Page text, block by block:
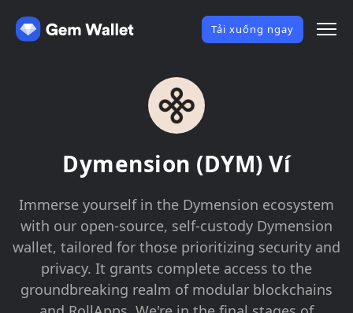
Tải xuống ngay
Dymension (DYM) Ví
Immerse yourself in the Dymension ecosystem
with our open-source, self-custody Dymension
wallet, tailored for those prioritizing security and
privacy. It grants complete access to the
groundbreaking realm of modular blockchains